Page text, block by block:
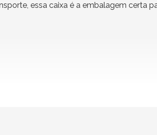
essa caixa é a embalagem certa